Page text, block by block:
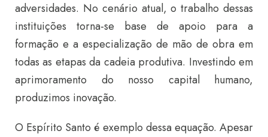
adversidades. No cenário atual, o trabalho dessas
instituições torna-se base de apoio para a
formação e a especialização de mão de obra em
todas as etapas da cadeia produtiva. Investindo em
aprimoramento do nosso capital humano,
produzimos inovação.
O Espírito Santo é exemplo dessa equação. Apesar